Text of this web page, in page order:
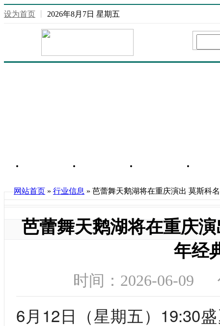
设为首页 2026年8月7日 星期五
网站首页»行业信息» 芭蕾舞天鹅湖将在重庆演出 莫斯科
芭蕾舞天鹅湖将在重庆
年经
时间：2026-06-09
6月12日（星期五）19:30